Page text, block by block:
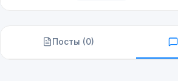
Посты (0)